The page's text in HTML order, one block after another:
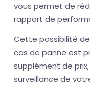
vous permet de
rapport de
Cette possibilité de
cas de panne est
supplément de
surveillance de